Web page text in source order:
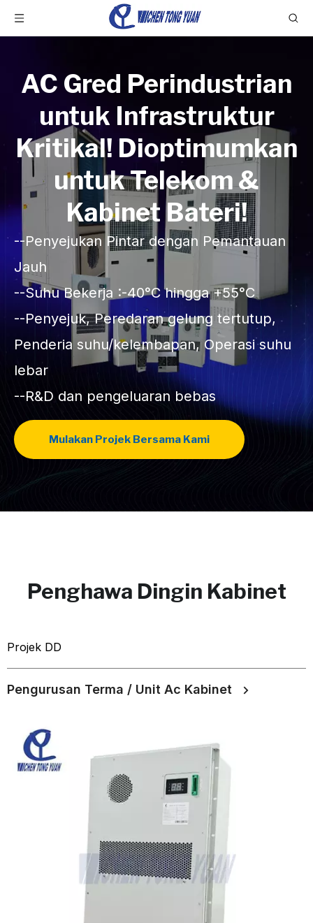
AC Gred Perindustrian
untuk Infrastruktur
Kritikal! Dioptimumkan
untuk Telekom &
Kabinet Bateri!
--Penyejukan Pintar dengan Pemantauan
Jauh
--Suhu Bekerja :-40°C hingga +55°C
--Penyejuk, Peredaran gelung tertutup,
Penderia suhu/kelembapan, Operasi suhu
lebar
--R&D dan pengeluaran bebas
Mulakan Projek Bersama Kami
Penghawa Dingin Kabinet
Projek DD
Pengurusan Terma / Unit Ac Kabinet